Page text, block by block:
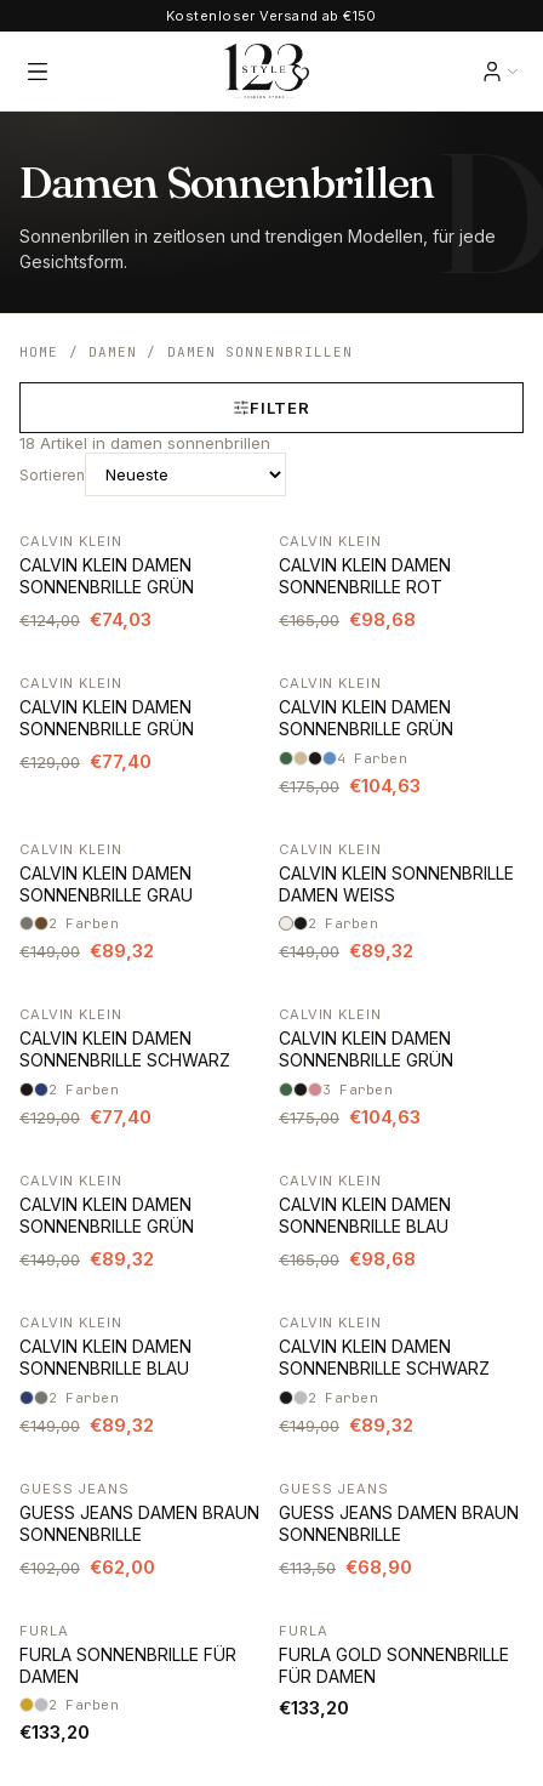
Kostenloser Versand ab €150
Damen Sonnenbrillen
Sonnenbrillen in zeitlosen und trendigen Modellen, für jede
Gesichtsform.
HOME / DAMEN / DAMEN SONNENBRILLEN
FILTER
18 Artikel in damen sonnenbrillen
Sortieren
-40%
CALVIN KLEIN
CALVIN KLEIN DAMEN
SONNENBRILLE GRÜN
€124,00 €74,03
-40%
CALVIN KLEIN
CALVIN KLEIN DAMEN
SONNENBRILLE ROT
€165,00 €98,68
-40%
CALVIN KLEIN
CALVIN KLEIN DAMEN
SONNENBRILLE GRÜN
€129,00 €77,40
-40%
CALVIN KLEIN
CALVIN KLEIN DAMEN
SONNENBRILLE GRÜN
4 Farben
€175,00 €104,63
-40%
CALVIN KLEIN
CALVIN KLEIN DAMEN
SONNENBRILLE GRAU
2 Farben
€149,00 €89,32
-40%
CALVIN KLEIN
CALVIN KLEIN SONNENBRILLE
DAMEN WEISS
2 Farben
€149,00 €89,32
-40%
CALVIN KLEIN
CALVIN KLEIN DAMEN
SONNENBRILLE SCHWARZ
2 Farben
€129,00 €77,40
-40%
CALVIN KLEIN
CALVIN KLEIN DAMEN
SONNENBRILLE GRÜN
3 Farben
€175,00 €104,63
-40%
CALVIN KLEIN
CALVIN KLEIN DAMEN
SONNENBRILLE GRÜN
€149,00 €89,32
-40%
CALVIN KLEIN
CALVIN KLEIN DAMEN
SONNENBRILLE BLAU
€165,00 €98,68
-40%
CALVIN KLEIN
CALVIN KLEIN DAMEN
SONNENBRILLE BLAU
2 Farben
€149,00 €89,32
-40%
CALVIN KLEIN
CALVIN KLEIN DAMEN
SONNENBRILLE SCHWARZ
2 Farben
€149,00 €89,32
-39%
GUESS JEANS
GUESS JEANS DAMEN BRAUN
SONNENBRILLE
€102,00 €62,00
-39%
GUESS JEANS
GUESS JEANS DAMEN BRAUN
SONNENBRILLE
€113,50 €68,90
FURLA
FURLA SONNENBRILLE FÜR
DAMEN
2 Farben
€133,20
FURLA
FURLA GOLD SONNENBRILLE
FÜR DAMEN
€133,20